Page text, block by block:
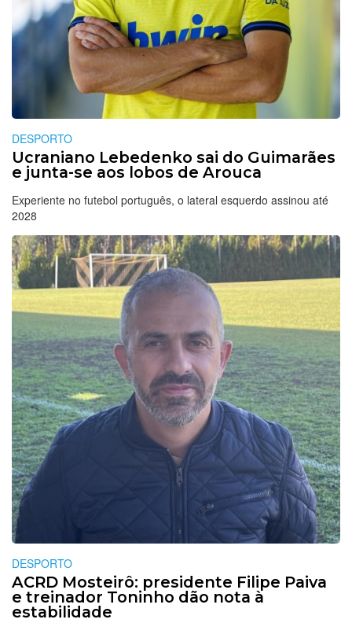
DESPORTO
Ucraniano Lebedenko sai do Guimarães
e junta-se aos lobos de Arouca
Experiente no futebol português, o lateral esquerdo assinou até
2028
DESPORTO
ACRD Mosteirô: presidente Filipe Paiva
e treinador Toninho dão nota à
estabilidade